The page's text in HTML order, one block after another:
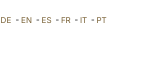
DE - EN - ES - FR - IT - PT